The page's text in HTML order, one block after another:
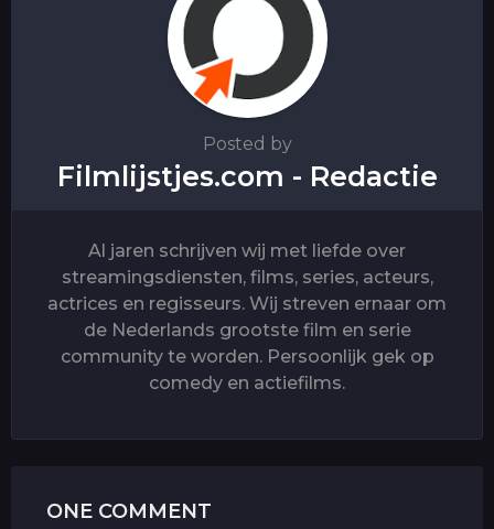
Posted by
Filmlijstjes.com - Redactie
Al jaren schrijven wij met liefde over
streamingsdiensten, films, series, acteurs,
actrices en regisseurs. Wij streven ernaar om
de Nederlands grootste film en serie
community te worden. Persoonlijk gek op
comedy en actiefilms.
ONE COMMENT